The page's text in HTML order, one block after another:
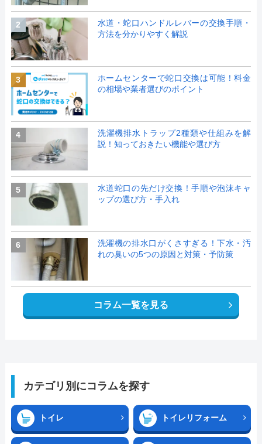
2
水道・蛇口ハンドルレバーの交換手順・
方法を分かりやすく解説
3
ホームセンターで蛇口交換は可能！料金
の相場や業者選びのポイント
4
洗濯機排水トラップ2種類や仕組みを解
説！知っておきたい機能や選び方
5
水道蛇口の先だけ交換！手順や泡沫キャ
ップの選び方・手入れ
6
洗濯機の排水口がくさすぎる！下水・汚
れの臭いの5つの原因と対策・予防策
コラム一覧を見る
カテゴリ別にコラムを探す
トイレ トイレリフォーム